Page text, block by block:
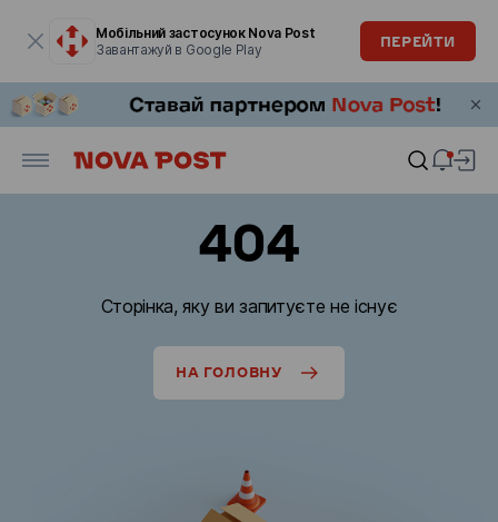
Мобільний застосунок Nova Post
Завантажуй в Google Play
ПЕРЕЙТИ
404
Сторінка, яку ви запитуєте не існує
НА ГОЛОВНУ